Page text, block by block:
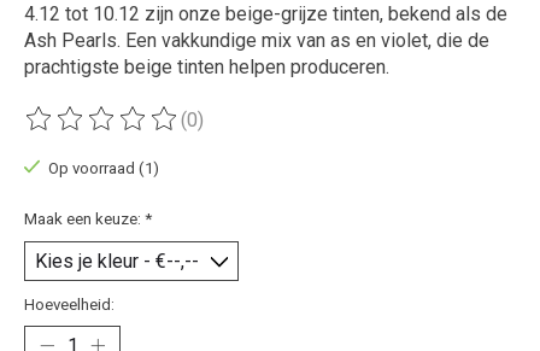
4.12 tot 10.12 zijn onze beige-grijze tinten, bekend als de
Ash Pearls. Een vakkundige mix van as en violet, die de
prachtigste beige tinten helpen produceren.
De beoordeling van dit product is
(0)
Op voorraad (1)
Maak een keuze: *
Hoeveelheid: